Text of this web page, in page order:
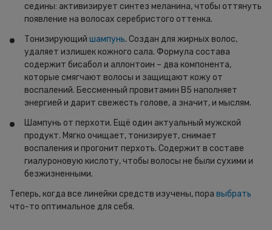
седины: активизирует синтез меланина, чтобы оттянуть
появление на волосах серебристого оттенка.
Тонизирующий шампунь. Создан для жирных волос,
удаляет излишек кожного сала. Формула состава
содержит бисабол и аллонтоин – два компонента,
которые смягчают волосы и защищают кожу от
воспалений. Бессменный провитамин В5 наполняет
энергией и дарит свежесть голове, а значит, и мыслям.
Шампунь от перхоти. Ещё один актуальный мужской
продукт. Мягко очищает, тонизирует, снимает
воспаления и прогонит перхоть. Содержит в составе
гиалуроновую кислоту, чтобы волосы не были сухими и
безжизненными.
Теперь, когда все линейки средств изучены, пора выбрать
что-то оптимальное для себя.